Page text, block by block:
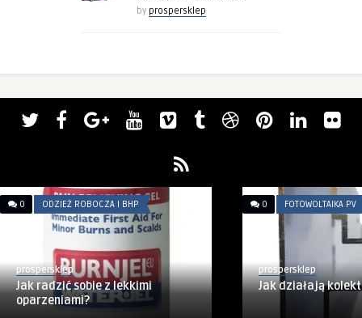
by prospersklep
0 ODZIEŻ ROBOCZA I BHP
prospersklep
Jak radzić sobie z lekkimi
oparzeniami?
0 FOTOWOLTAIKA PV
prospersklep
Jak działają